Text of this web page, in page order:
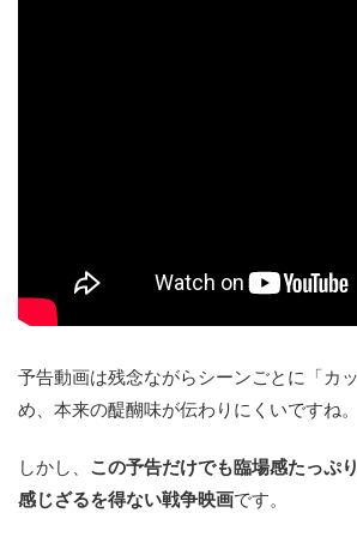
予告動画は残念ながらシーンごとに「カ
め、本来の醍醐味が伝わりにくいですね。
しかし、 この予告だけでも臨場感たっぷ
感じざるを得ない戦争映画です。